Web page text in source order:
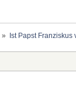
» Ist Papst